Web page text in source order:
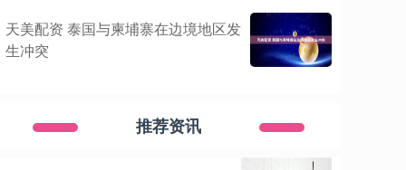
天美配资 泰国与柬埔寨在边境地区发
生冲突
推荐资讯